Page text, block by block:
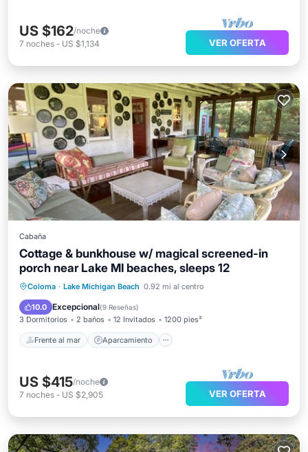
US $162/noche
7 noches - US $1,134 VER OFERTA
Cabaña
Cottage & bunkhouse w/ magical screened-in
porch near Lake MI beaches, sleeps 12
Coloma · Lake Michigan Beach 0.92 mi al centro
10.0 Excepcional(9 Reseñas)
3 Dormitorios 2 baños 12 Invitados 1200 pies²
Frente al mar Aparcamiento
Frente al mar
Aparcamiento
Vista al mar
US $415/noche
7 noches - US $2,905 VER OFERTA